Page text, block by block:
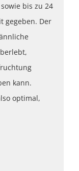
bis zu 24
gegeben. Der
kann.
optimal,